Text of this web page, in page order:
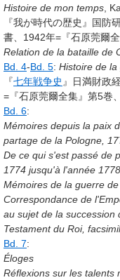
Histoire de mon temps ,
『我が時代の歴史』国防
書、1942年=『石原莞爾
Relation de la bataille de
Bd. 4-Bd. 5: Histoire de
『七年戦争史 』日満財政
=『石原莞爾全集』第5巻
Bd. 6:
Mémoires depuis la paix
partage de la Pologne,
De ce qui s'est passé de
1774 jusqu'à l'année 1778
Mémoires de la guerre
Correspondance de
au sujet de la succession
Testament du Roi,
Bd. 7:
Éloges
Réflexions sur les talents